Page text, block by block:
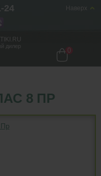
дилер
0
8 ПР
Наверх
24